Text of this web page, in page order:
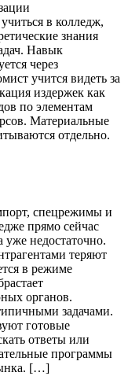
в колледж,
знания
Навык
через
учится видеть за
издержек как
по элементам
Материальные
отдельно.
спецрежимы и
прямо сейчас
уже недостаточно.
теряют
в режиме
органов.
задачами.
готовые
ответы или
программы
[…]